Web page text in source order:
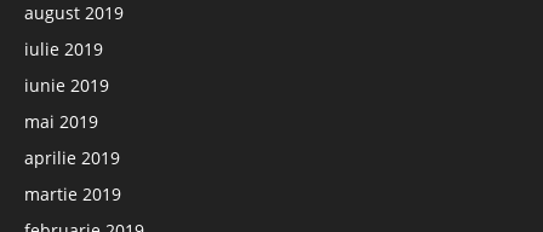
august 2019
iulie 2019
iunie 2019
mai 2019
aprilie 2019
martie 2019